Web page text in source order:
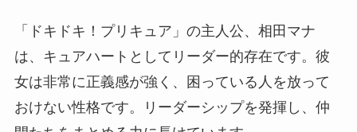
「ドキドキ！プリキュア」の主人公、相田マナ
は、キュアハートとしてリーダー的存在です。彼
女は非常に正義感が強く、困っている人を放って
おけない性格です。リーダーシップを発揮し、仲